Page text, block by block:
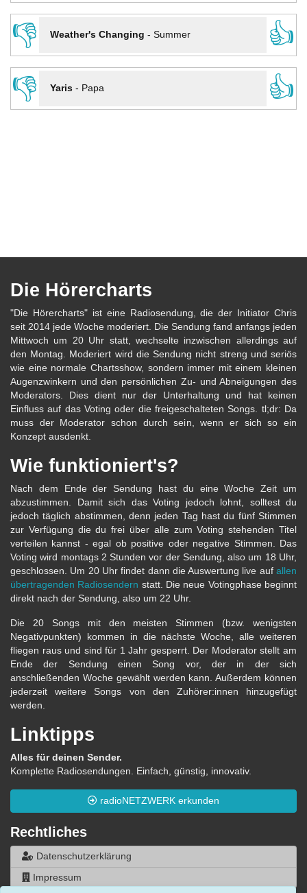
👎
Weather's Changing - Summer
👍
👎
Yaris- Papa 👍
Die Hörercharts
"Die Hörercharts" ist eine Radiosendung, die der Initiator Chris
seit 2014 jede Woche moderiert. Die Sendung fand anfangs jeden
Mittwoch um 20 Uhr statt, wechselte inzwischen allerdings auf
den Montag. Moderiert wird die Sendung nicht streng und seriös
wie eine normale Chartsshow, sondern immer mit einem kleinen
Augenzwinkern und den persönlichen Zu- und Abneigungen des
Moderators. Dies dient nur der Unterhaltung und hat keinen
Einfluss auf das Voting oder die freigeschalteten Songs. tl;dr: Da
muss der Moderator schon durch sein, wenn er sich so ein
Konzept ausdenkt.
Wie funktioniert's?
Nach dem Ende der Sendung hast du eine Woche Zeit um
abzustimmen. Damit sich das Voting jedoch lohnt, solltest du
jedoch täglich abstimmen, denn jeden Tag hast du fünf Stimmen
zur Verfügung die du frei über alle zum Voting stehenden Titel
verteilen kannst - egal ob positive oder negative Stimmen. Das
Voting wird montags 2 Stunden vor der Sendung, also um 18 Uhr,
geschlossen. Um 20 Uhr findet dann die Auswertung live auf allen
übertragenden Radiosendern statt. Die neue Votingphase beginnt
direkt nach der Sendung, also um 22 Uhr.
Die 20 Songs mit den meisten Stimmen (bzw. wenigsten
Negativpunkten) kommen in die nächste Woche, alle weiteren
fliegen raus und sind für 1 Jahr gesperrt. Der Moderator stellt am
Ende der Sendung einen Song vor, der in der sich
anschließenden Woche gewählt werden kann. Außerdem können
jederzeit weitere Songs von den Zuhörer:innen hinzugefügt
werden.
Linktipps
Alles für deinen Sender.
Komplette Radiosendungen. Einfach, günstig, innovativ.
radioNETZWERK erkunden
Rechtliches
Datenschutzerklärung
Impressum